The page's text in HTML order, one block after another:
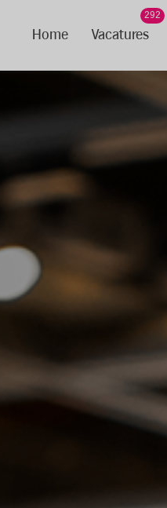
Home Vacatures
292